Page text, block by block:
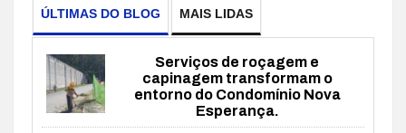
ÚLTIMAS DO BLOG MAIS LIDAS
Serviços de roçagem e
capinagem transformam o
entorno do Condomínio Nova
Esperança.